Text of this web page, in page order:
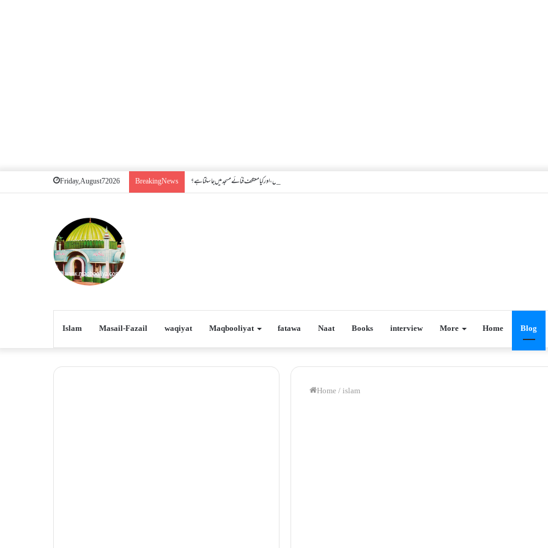
Friday, August 7 2026 Breaking News کیا بیہوش ہونے سے اعتکاف ٹوٹ جاتا ہے؟ اگر معتکف کو احتلام ہو جائے تو کیا اس کا اعتکاف ٹوٹ جائے گا؟فنائے مسجد کسے کہتے ہیں ، اور کیا معتکف فنائے مسجد میں جا سکتا ہے؟
Islam Masail-Fazail waqiyat Maqbooliyat fatawa Naat Books interview More Home Blog
Home/islam